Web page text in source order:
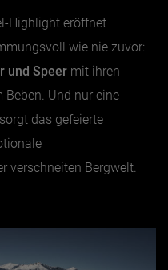
Highlight eröffnet
wie nie zuvor:
und Speer mit ihren
Und nur eine
das gefeierte
verschneiten Bergwelt.